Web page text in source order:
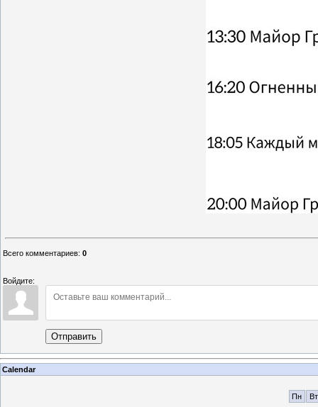
Всего комментариев: 0
Войдите:
Отправить
Calendar
Пн Вт